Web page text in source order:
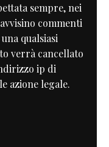
sempre, nei
commenti
qualsiasi
verrà cancellato
ip di
azione legale.